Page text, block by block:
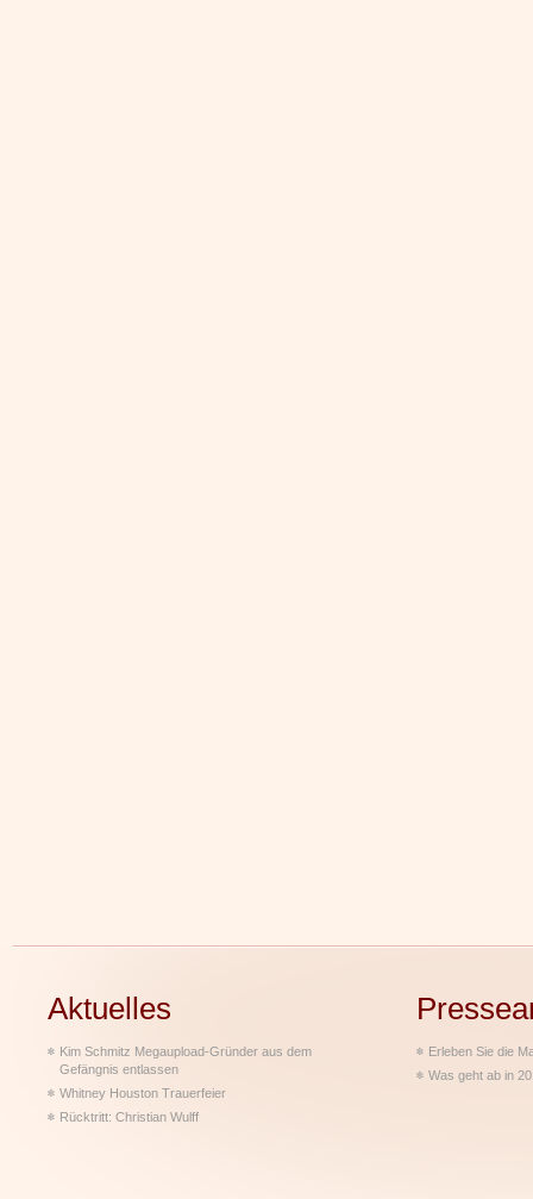
Aktuelles
Kim Schmitz Megaupload-Gründer aus dem
Gefängnis entlassen
Whitney Houston Trauerfeier
Rücktritt: Christian Wulff
Erleben Sie die
Was geht ab in